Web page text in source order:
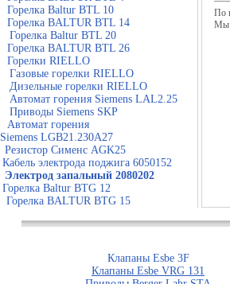
Горелка Baltur BTL 10
Горелка BALTUR BTL 14
Горелка Baltur BTL 20
Горелка BALTUR BTL 26
Горелки RIELLO
Газовые горелки RIELLO
Дизельные горелки RIELLO
Автомат горения Siemens LAL2.25
Приводы Siemens SKP
Автомат горения
Siemens LGB21.230A27
Резистор Сименс AGK25
Кабель электрода поджига 6050152
Электрод запальный 2080202
Горелка Baltur BTG 12
Горелка BALTUR BTG 15
По
Мы
Клапаны Esbe 3F
Клапаны Esbe VRG 131